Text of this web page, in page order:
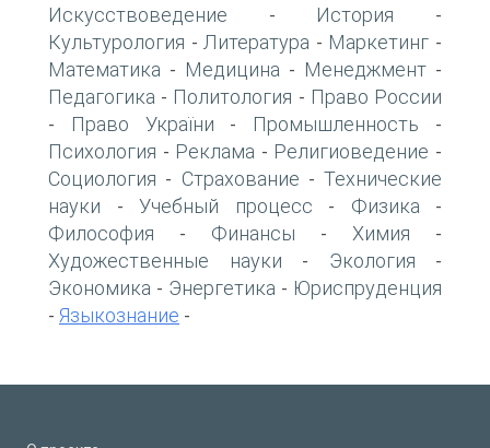
Искусствоведение - История -
Культурология - Литература - Маркетинг -
Математика - Медицина - Менеджмент -
Педагогика - Политология - Право России
- Право України - Промышленность -
Психология - Реклама - Религиоведение -
Социология - Страхование - Технические
науки - Учебный процесс - Физика -
Философия - Финансы - Химия -
Художественные науки - Экология -
Экономика - Энергетика - Юриспруденция
- Языкознание -